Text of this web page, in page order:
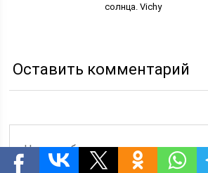
солнца. Vichy
Оставить комментарий